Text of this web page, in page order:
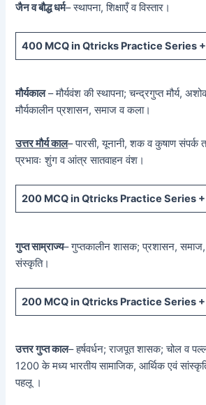
जैन व बौद्ध धर्म– स्थापना, शिक्षाएँ व विस्तार।
400 MCQin Qtricks Practice Series +
मौर्यकाल– मौर्यवंश की स्थापना; चन्द्रगुप्त मौर्य,
मौर्यकालीन प्रशासन, समाज व कला।
उत्तर मौर्य काल– पारसी, यूनानी, शक व कुषाण
प्रभावः शुंग व आंत्र सातवाहन वंश।
200 MCQ in Qtricks Practice Series +
गुप्त साम्राज्य– गुप्तकालीन शासक; प्रशासन, समाज,
संस्कृति।
200 MCQ in Qtricks Practice Series +
उत्तर गुप्त काल– हर्षवर्धन; राजपूत शासक; चोल व
1200 के मध्य भारतीय सामाजिक, आर्थिक एवं
पहलू ।